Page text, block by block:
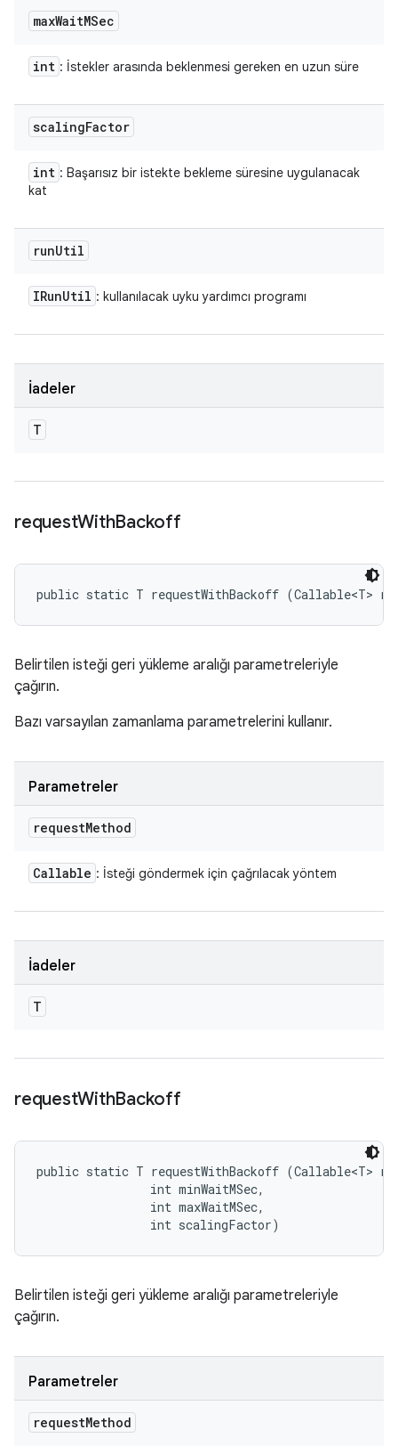
maxWaitMSec
int : İstekler arasında beklenmesi gereken en uzun süre
scalingFactor
int : Başarısız bir istekte bekleme süresine uygulanacak
kat
runUtil
IRunUtil : kullanılacak uyku yardımcı programı
İadeler
T
requestWithBackoff
public static T requestWithBackoff (Callable<T>
Belirtilen isteği geri yükleme aralığı parametreleriyle
çağırın.
Bazı varsayılan zamanlama parametrelerini kullanır.
Parametreler
requestMethod
Callable : İsteği göndermek için çağrılacak yöntem
İadeler
T
requestWithBackoff
public static T requestWithBackoff (Callable<T>
                int minWaitMSec,
                int maxWaitMSec,
                int scalingFactor)
Belirtilen isteği geri yükleme aralığı parametreleriyle
çağırın.
Parametreler
requestMethod